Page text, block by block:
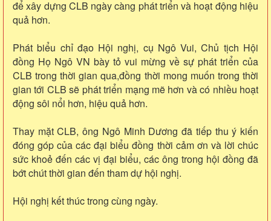
để xây dựng CLB ngày càng phát triển và hoạt động hiệu
quả hơn.
Phát biểu chỉ đạo Hội nghị, cụ Ngô Vui, Chủ tịch Hội
đồng Họ Ngô VN bày tỏ vui mừng về sự phát triển của
CLB trong thời gian qua,đồng thời mong muốn trong thời
gian tới CLB sẽ phát triển mạng mẽ hơn và có nhiều hoạt
động sôi nổi hơn, hiệu quả hơn.
Thay mặt CLB, ông Ngô Minh Dương đã tiếp thu ý kiến
đóng góp của các đại biểu đồng thời cảm ơn và lời chúc
sức khoẻ đến các vị đại biểu, các ông trong hội đồng đã
bớt chút thời gian đến tham dự hội nghị.
Hội nghị kết thúc trong cùng ngày.